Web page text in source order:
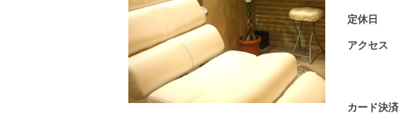
定休日
アクセス
カード決済